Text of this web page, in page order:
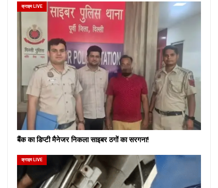
क्राइम LIVE
बैंक का डिप्टी मैनेजर निकला साइबर ठगों का सरगना!
क्राइम LIVE